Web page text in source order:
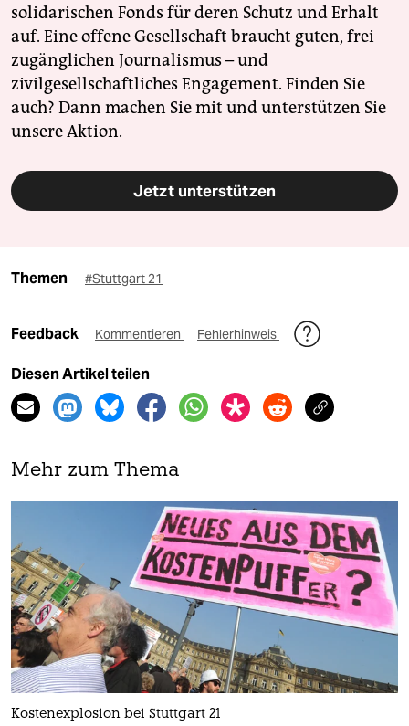
solidarischen Fonds für deren Schutz und Erhalt
auf. Eine offene Gesellschaft braucht guten, frei
zugänglichen Journalismus – und
zivilgesellschaftliches Engagement. Finden Sie
auch? Dann machen Sie mit und unterstützen Sie
unsere Aktion.
Jetzt unterstützen
Themen #Stuttgart 21
Feedback Kommentieren Fehlerhinweis
Diesen Artikel teilen
Mehr zum Thema
Kostenexplosion bei Stuttgart 21